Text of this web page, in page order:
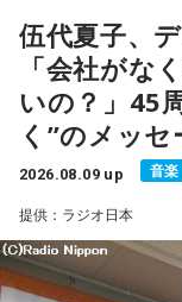
ることを明かした
後、自分自身が“演
ると語り、長年培
一方で、デビュー
けばいいの？」と
がら挑戦を続けて
い続けた経験が、
伍代夏子、
「会社がな
いの？」45
く”のメッセ
2026.08.09 up 音楽
提供：ラジオ日本